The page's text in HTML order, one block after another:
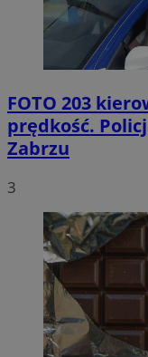
FOTO 203
prędkość.
Zabrzu
3